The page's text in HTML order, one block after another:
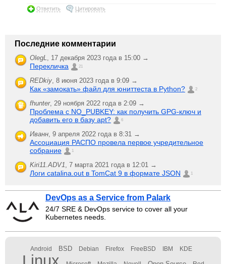
Ответить Цитировать
Последние комментарии
OlegL, 17 декабря 2023 года в 15:00 →
Перекличка 21
REDkiy, 8 июня 2023 года в 9:09 →
Как «замокать» файл для юниттеста в Python? 2
fhunter, 29 ноября 2022 года в 2:09 →
Проблема с NO_PUBKEY: как получить GPG-ключ и
добавить его в базу apt?
6
Иванн, 9 апреля 2022 года в 8:31 →
Ассоциация РАСПО провела первое учредительное
собрание
1
Kiri11.ADV1, 7 марта 2021 года в 12:01 →
Логи catalina.out в TomCat 9 в формате JSON 1
DevOps as a Service from Palark
24/7 SRE & DevOps service to cover all your
Kubernetes needs.
Android BSD Debian Firefox FreeBSD IBM KDE